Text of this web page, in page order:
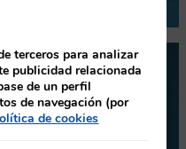
Dental
terceros para analizar
publicidad relacionada
de un perfil
de navegación (por
de cookies